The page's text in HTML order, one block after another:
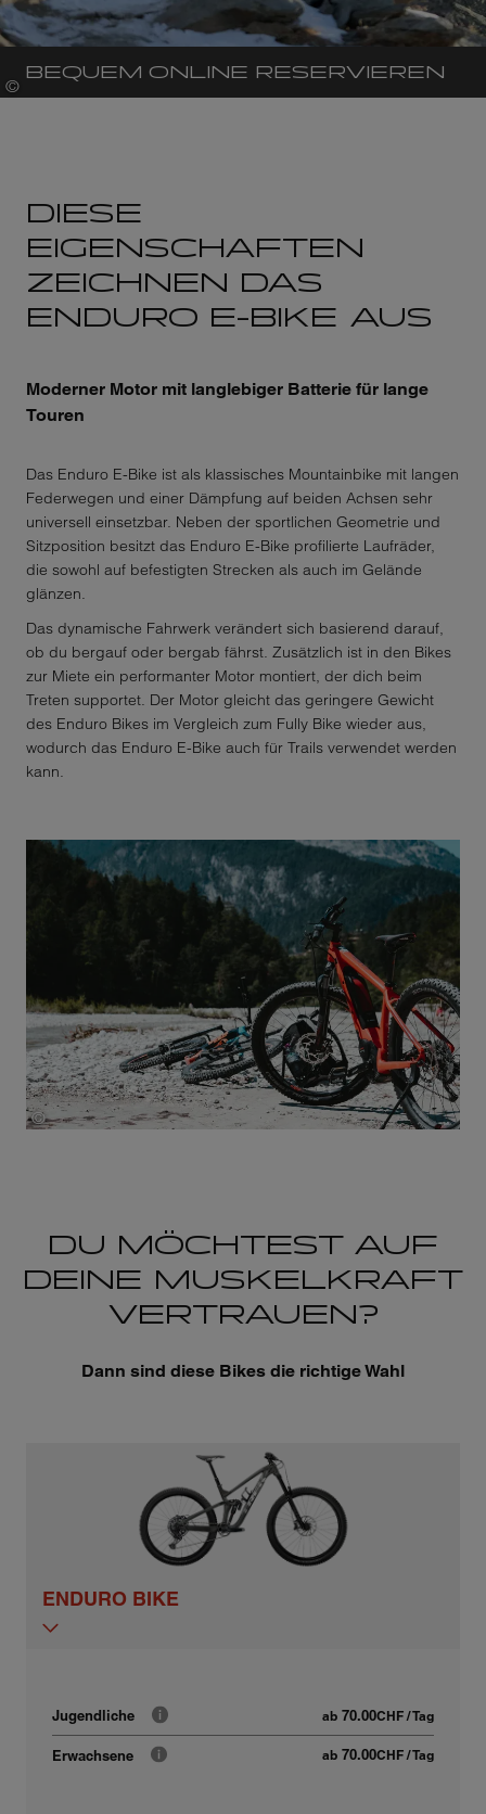
© Nicolas Wicki
BEQUEM ONLINE RESERVIEREN
Ort,
Region,
…
DIESE
EIGENSCHAFTEN
ZEICHNEN DAS
ENDURO E-BIKE AUS
Moderner Motor mit langlebiger Batterie für lange
Touren
Das Enduro E-Bike ist als klassisches Mountainbike mit langen
Federwegen und einer Dämpfung auf beiden Achsen sehr
universell einsetzbar. Neben der sportlichen Geometrie und
Sitzposition besitzt das Enduro E-Bike profilierte Laufräder,
die sowohl auf befestigten Strecken als auch im Gelände
glänzen.
Das dynamische Fahrwerk verändert sich basierend darauf,
ob du bergauf oder bergab fährst. Zusätzlich ist in den Bikes
zur Miete ein performanter Motor montiert, der dich beim
Treten supportet. Der Motor gleicht das geringere Gewicht
des Enduro Bikes im Vergleich zum Fully Bike wieder aus,
wodurch das Enduro E-Bike auch für Trails verwendet werden
kann.
© Julian Hochgesang
DU MÖCHTEST AUF
DEINE MUSKELKRAFT
VERTRAUEN?
Dann sind diese Bikes die richtige Wahl
ENDURO BIKE
Jugendliche ab 70.00CHF / Tag
Erwachsene ab 70.00CHF/ Tag